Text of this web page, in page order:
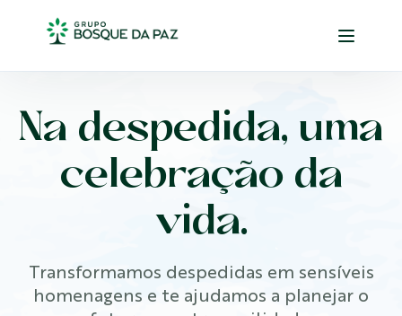
Na despedida, uma
celebração da
vida.
Transformamos despedidas em sensíveis
homenagens e te ajudamos a planejar o